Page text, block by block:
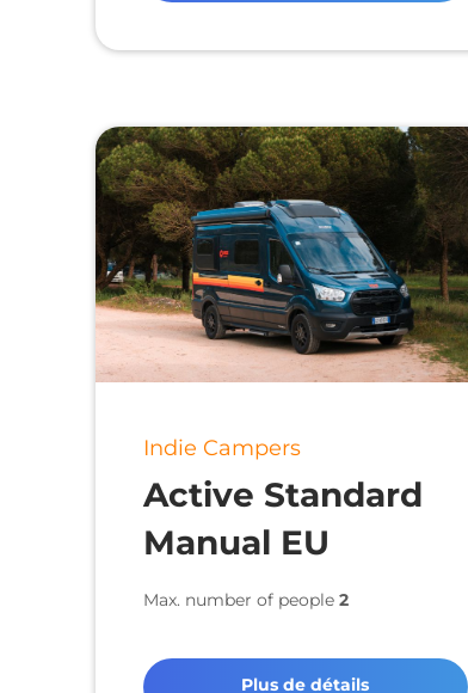
Indie Campers
Active Standard
Manual EU
Max. number of people 2
Plus de détails